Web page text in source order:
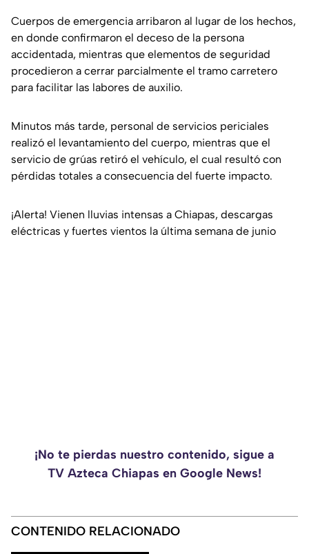
Cuerpos de emergencia arribaron al lugar de los hechos,
en donde confirmaron el deceso de la persona
accidentada, mientras que elementos de seguridad
procedieron a cerrar parcialmente el tramo carretero
para facilitar las labores de auxilio.
Minutos más tarde, personal de servicios periciales
realizó el levantamiento del cuerpo, mientras que el
servicio de grúas retiró el vehículo, el cual resultó con
pérdidas totales a consecuencia del fuerte impacto.
¡Alerta! Vienen lluvias intensas a Chiapas, descargas
eléctricas y fuertes vientos la última semana de junio
¡No te pierdas nuestro contenido, sigue a
TV Azteca Chiapas en Google News!
CONTENIDO RELACIONADO